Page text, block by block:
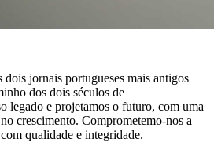
jornais portugueses mais antigos
dos dois séculos de
legado e projetamos o futuro, com uma
crescimento. Comprometemo-nos a
qualidade e integridade.